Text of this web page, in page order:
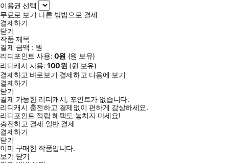
이용권 선택
무료로 보기 다른 방법으로 결제
결제하기
닫기
작품 제목
결제 금액 : 원
리디포인트 사용: 0원 (원 보유)
리디캐시 사용:100원 (원 보유)
결제하고 바로보기 결제하고 다음에 보기
결제하기
닫기
결제 가능한 리디캐시, 포인트가 없습니다.
리디캐시 충전하고 결제없이 편하게 감상하세요.
리디포인트 적립 혜택도 놓치지 마세요!
충전하고 결제 일반 결제
결제하기
닫기
이미 구매한 작품입니다.
보기 닫기